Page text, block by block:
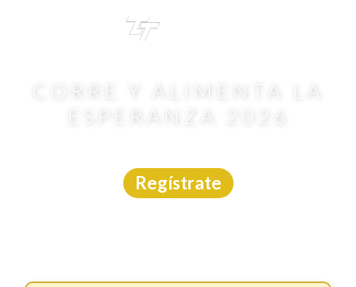
CORRE Y ALIMENTA LA
ESPERANZA 2026
Regístrate